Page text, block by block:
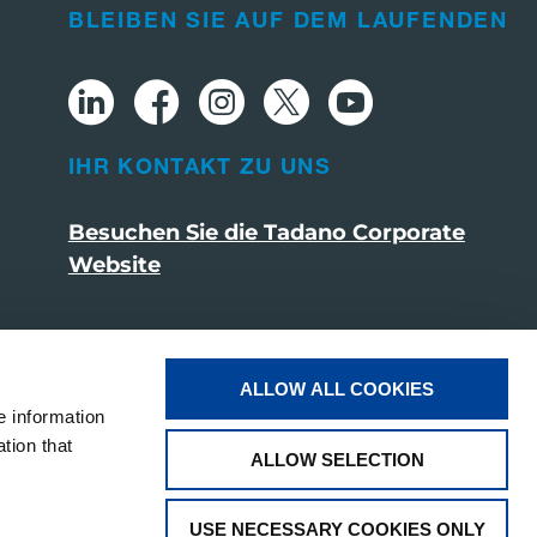
information
that
ALLOW ALL COOKIES
ALLOW SELECTION
USE NECESSARY COOKIES ONLY
BLEIBEN SIE AUF DEM LAUFENDEN
IHR KONTAKT ZU UNS
Besuchen Sie die Tadano Corporate
Website